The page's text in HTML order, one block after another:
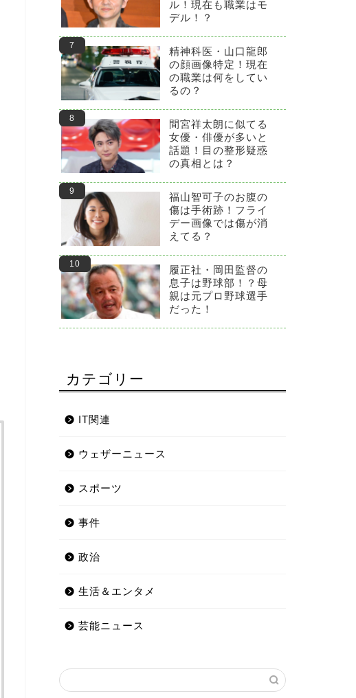
ル！現在も職業はモ
デル！？
精神科医・山口龍郎
の顔画像特定！現在
の職業は何をしてい
るの？
間宮祥太朗に似てる
女優・俳優が多いと
話題！目の整形疑惑
の真相とは？
福山智可子のお腹の
傷は手術跡！フライ
デー画像では傷が消
えてる？
履正社・岡田監督の
息子は野球部！？母
親は元プロ野球選手
だった！
カテゴリー
IT関連
ウェザーニュース
スポーツ
事件
政治
生活＆エンタメ
芸能ニュース